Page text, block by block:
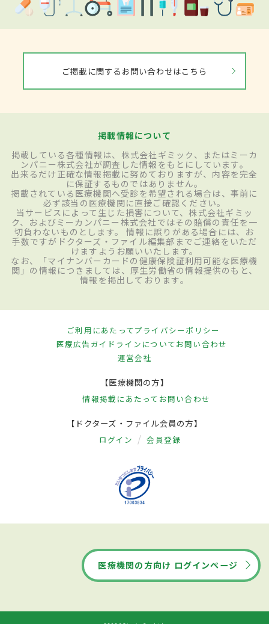
ご掲載に関するお問い合わせはこちら
掲載情報について
掲載している各種情報は、株式会社ギミック、またはミーカ
ンパニー株式会社が調査した情報をもとにしています。
出来るだけ正確な情報掲載に努めておりますが、内容を完全
に保証するものではありません。
掲載されている医療機関へ受診を希望される場合は、事前に
必ず該当の医療機関に直接ご確認ください。
当サービスによって生じた損害について、株式会社ギミッ
ク、およびミーカンパニー株式会社ではその賠償の責任を一
切負わないものとします。 情報に誤りがある場合には、お
手数ですがドクターズ・ファイル編集部までご連絡をいただ
けますようお願いいたします。
なお、「マイナンバーカードの健康保険証利用可能な医療機
関」の情報につきましては、厚生労働省の情報提供のもと、
情報を掲出しております。
ご利用にあたってプライバシーポリシー
医療広告ガイドラインについてお問い合わせ
運営会社
【医療機関の方】
情報掲載にあたって お問い合わせ
【ドクターズ・ファイル会員の方】
ログイン 会員登録
医療機関の方向け ログインページ